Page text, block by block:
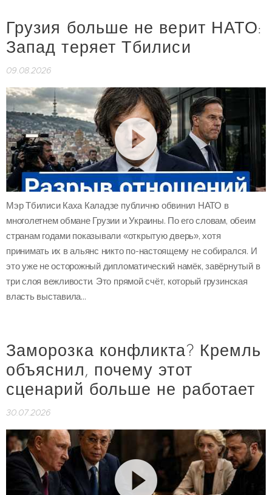
Грузия больше не верит НАТО:
Запад теряет Тбилиси
09.08.2026
Мэр Тбилиси Каха Каладзе публично обвинил НАТО в
многолетнем обмане Грузии и Украины. По его словам, обеим
странам годами показывали «открытую дверь», хотя
принимать их в альянс никто по-настоящему не собирался. И
это уже не осторожный дипломатический намёк, завёрнутый в
три слоя вежливости. Это прямой счёт, который грузинская
власть выставила...
Заморозка конфликта? Кремль
объяснил, почему этот
сценарий больше не работает
30.07.2026